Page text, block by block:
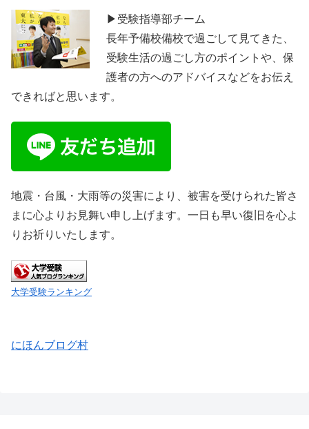
▶受験指導部チーム
長年予備校備校で過ごして見てきた、
受験生活の過ごし方のポイントや、保
護者の方へのアドバイスなどをお伝え
できればと思います。
地震・台風・大雨等の災害により、被害を受けられた皆さ
まに心よりお見舞い申し上げます。一日も早い復旧を心よ
りお祈りいたします。
大学受験ランキング
にほんブログ村